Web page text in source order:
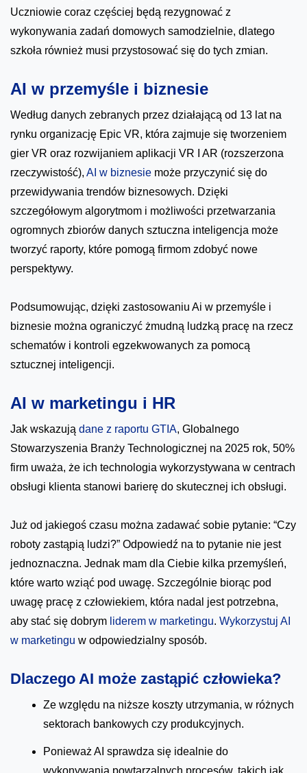
Uczniowie coraz częściej będą rezygnować z
wykonywania zadań domowych samodzielnie, dlatego
szkoła również musi przystosować się do tych zmian.
AI w przemyśle i biznesie
Według danych zebranych przez działającą od 13 lat na
rynku organizację Epic VR, która zajmuje się tworzeniem
gier VR oraz rozwijaniem aplikacji VR I AR (rozszerzona
rzeczywistość), AI w biznesie może przyczynić się do
przewidywania trendów biznesowych. Dzięki
szczegółowym algorytmom i możliwości przetwarzania
ogromnych zbiorów danych sztuczna inteligencja może
tworzyć raporty, które pomogą firmom zdobyć nowe
perspektywy.
Podsumowując, dzięki zastosowaniu Ai w przemyśle i
biznesie można ograniczyć żmudną ludzką pracę na rzecz
schematów i kontroli egzekwowanych za pomocą
sztucznej inteligencji.
AI w marketingu i HR
Jak wskazują dane z raportu GTIA, Globalnego
Stowarzyszenia Branży Technologicznej na 2025 rok, 50%
firm uważa, że ich technologia wykorzystywana w centrach
obsługi klienta stanowi barierę do skutecznej ich obsługi.
Już od jakiegoś czasu można zadawać sobie pytanie: “Czy
roboty zastąpią ludzi?” Odpowiedź na to pytanie nie jest
jednoznaczna. Jednak mam dla Ciebie kilka przemyśleń,
które warto wziąć pod uwagę. Szczególnie biorąc pod
uwagę pracę z człowiekiem, która nadal jest potrzebna,
aby stać się dobrym liderem w marketingu. Wykorzystuj AI
w marketingu w odpowiedzialny sposób.
Dlaczego AI może zastąpić człowieka?
Ze względu na niższe koszty utrzymania, w różnych
sektorach bankowych czy produkcyjnych.
Ponieważ AI sprawdza się idealnie do